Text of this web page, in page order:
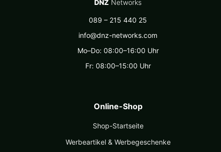
DNZ Networks
089 – 215 440 25
info@dnz-networks.com
Mo–Do: 08:00–16:00 Uhr
Fr: 08:00–15:00 Uhr
Online-Shop
Shop-Startseite
Werbeartikel & Werbegeschenke